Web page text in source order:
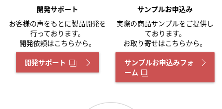
開発サポート
お客様の声をもとに製品開発を
行っております。
開発依頼はこちらから。
開発サポート
サンプルお申込み
実際の商品サンプルをご提供し
ております。
お取り寄せはこちらから。
サンプルお申込みフォ
ーム